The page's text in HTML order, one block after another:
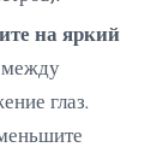
на яркий
между
глаз.